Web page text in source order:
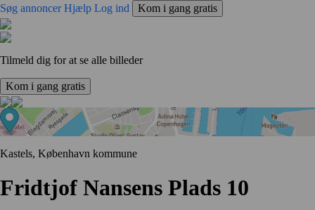
Søg annoncerHjælp Log ind Kom i gang gratis
Tilmeld dig for at se alle billeder
Kom i gang gratis
Kastels, København kommune
Fridtjof Nansens Plads 10